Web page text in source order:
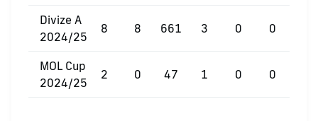
Divize A
2024/25
8 8 661 3 0 0
MOL Cup
2024/25
2 0 47 1 0 0